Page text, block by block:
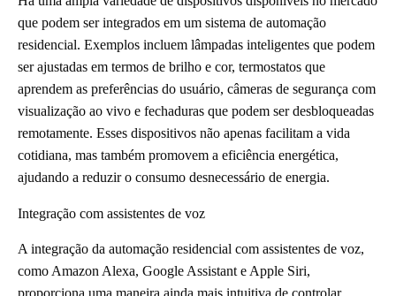
que podem ser integrados em um sistema de automação
residencial. Exemplos incluem lâmpadas inteligentes que podem
ser ajustadas em termos de brilho e cor, termostatos que
aprendem as preferências do usuário, câmeras de segurança com
visualização ao vivo e fechaduras que podem ser desbloqueadas
remotamente. Esses dispositivos não apenas facilitam a vida
cotidiana, mas também promovem a eficiência energética,
ajudando a reduzir o consumo desnecessário de energia.
Integração com assistentes de voz
A integração da automação residencial com assistentes de voz,
como Amazon Alexa, Google Assistant e Apple Siri,
proporciona uma maneira ainda mais intuitiva de controlar